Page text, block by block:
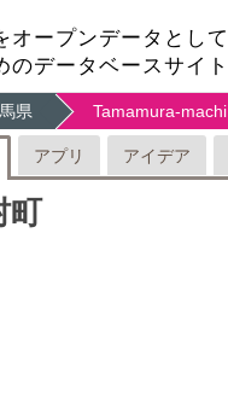
オープンデータとして
のデータベースサイト
県 Tamamura-machi
アプリ アイデア
町